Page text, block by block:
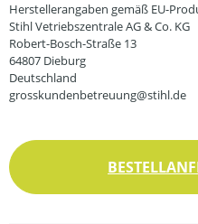
Herstellerangaben gemäß EU-
Stihl Vetriebszentrale AG & Co. KG
Robert-Bosch-Straße 13
64807 Dieburg
Deutschland
grosskundenbetreuung@stihl.de